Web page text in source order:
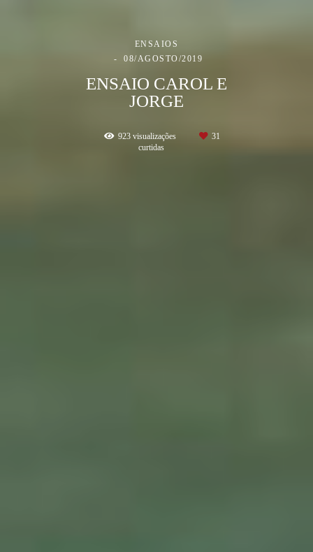
ENSAIOS
08/AGOSTO/2019
ENSAIO CAROL E
JORGE
923visualizações
31
curtidas